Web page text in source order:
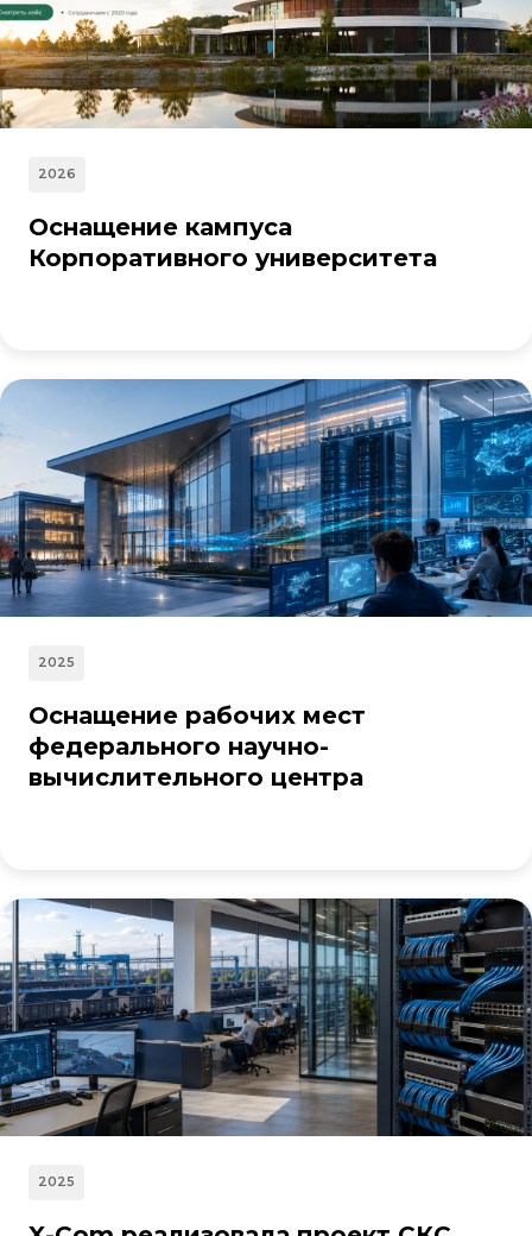
2026
Оснащение кампуса
Корпоративного университета
2025
Оснащение рабочих мест
федерального научно-
вычислительного центра
2025